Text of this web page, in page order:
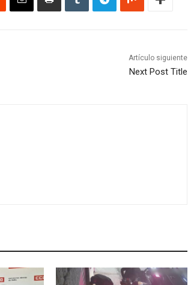
Artículo siguiente
Next Post Title